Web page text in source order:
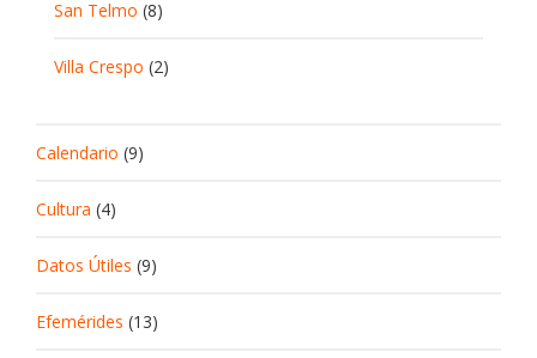
San Telmo (8)
Villa Crespo (2)
Calendario (9)
Cultura (4)
Datos Útiles (9)
Efemérides (13)